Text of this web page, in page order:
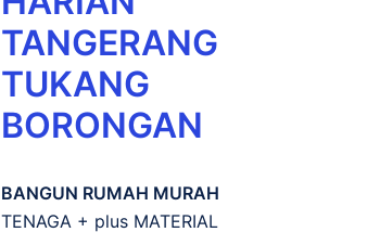
TANGERANG
TUKANG
BORONGAN
BANGUN RUMAH MURAH
TENAGA + plus MATERIAL